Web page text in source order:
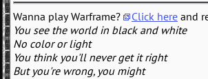
Wanna play Warframe? Click here and
You see the world in black and white
No color or light
You think you'll never get it right
But you're wrong, you might